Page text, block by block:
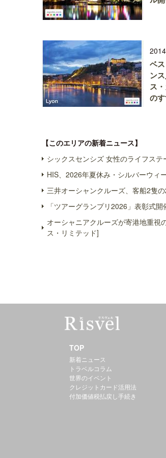
ベ
ン
ス
の
【このエリアの新着ニュース】
シックスセンシズ 女性のライフス
HIS、2026年夏休み・シルバーウ
三井オーシャンクルーズ、客船2隻
「ツアーグランプリ2026」表彰式
オーシャニアクルーズが寄港地重
ス・リミテッド]
TOP
新着ニュース
トラベルコラム
世界のイベント
クレジットカード活用法
付加価値税払戻し手続き